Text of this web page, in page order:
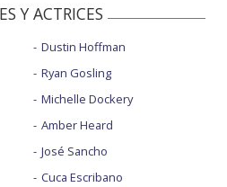
Y ACTRICES
Dustin Hoffman
Ryan Gosling
Michelle Dockery
Amber Heard
José Sancho
Cuca Escribano